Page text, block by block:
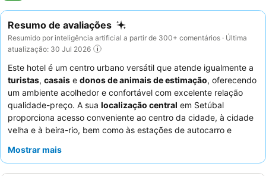
Resumo de avaliações
Resumido por inteligência artificial a partir de 300+ comentários · Última
atualização: 30 Jul 2026
Este hotel é um centro urbano versátil que atende igualmente a
turistas, casais e donos de animais de estimação, oferecendo
um ambiente acolhedor e confortável com excelente relação
qualidade-preço. A sua localização central em Setúbal
proporciona acesso conveniente ao centro da cidade, à cidade
velha e à beira-rio, bem como às estações de autocarro e
acomodações que aceitam animais de estimação
Mostrar mais